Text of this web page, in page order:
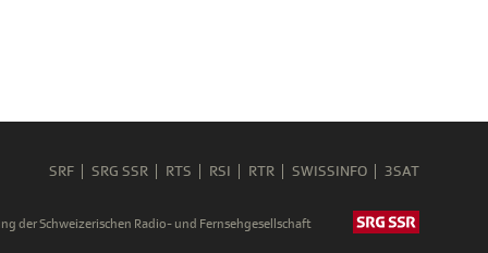
SRF SRG SSR RTS RSI RTR SWISSINFO 3SAT
der Schweizerischen Radio- und Fernsehgesellschaft